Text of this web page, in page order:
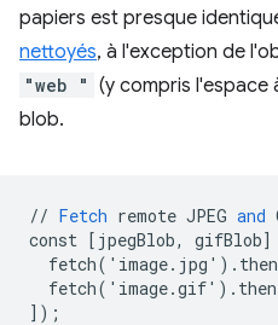
papiers est presque
nettoyés, à l'exception de
"web " (y compris l'espace
blob.
// Fetch remote JPEG and
const [ jpegBlob, gifBlob]
] );